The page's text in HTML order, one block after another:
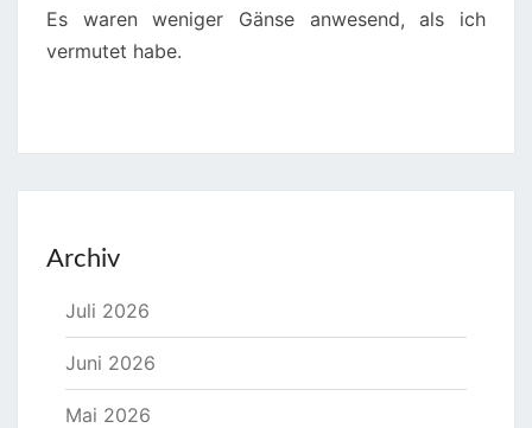
Es waren weniger Gänse anwesend, als ich
vermutet habe.
Archiv
Juli 2026
Juni 2026
Mai 2026